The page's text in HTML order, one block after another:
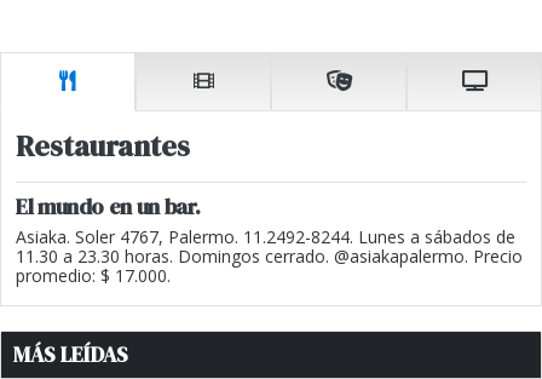
Restaurantes
El mundo en un bar.
Asiaka. Soler 4767, Palermo. 11.2492-8244. Lunes a sábados de
11.30 a 23.30 horas. Domingos cerrado. @asiakapalermo. Precio
promedio: $ 17.000.
MÁS LEÍDAS